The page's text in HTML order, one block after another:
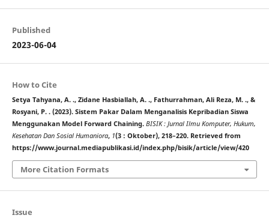
Published
2023-06-04
How to Cite
Setya Tahyana, A. ., Zidane Hasbiallah, A. ., Fathurrahman, Ali Reza, M. ., &
Rosyani, P. . (2023). Sistem Pakar Dalam Menganalisis Kepribadian Siswa
Menggunakan Model Forward Chaining. BISIK : Jurnal Ilmu Komputer, Hukum,
Kesehatan Dan Sosial Humaniora, 1(3 : Oktober), 218–220. Retrieved from
https://www.journal.mediapublikasi.id/index.php/bisik/article/view/420
More Citation Formats
Issue